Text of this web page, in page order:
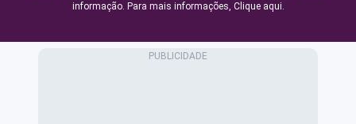
informação. Para mais informações, Clique aqui.